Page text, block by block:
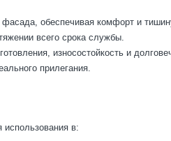
фасада, обеспечивая комфорт и
всего срока службы.
износостойкость и
прилегания.
в: